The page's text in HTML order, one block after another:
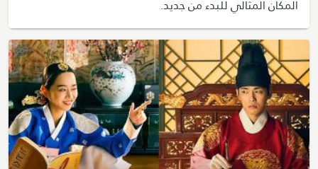
المكان المثالي للبدء من جديد.